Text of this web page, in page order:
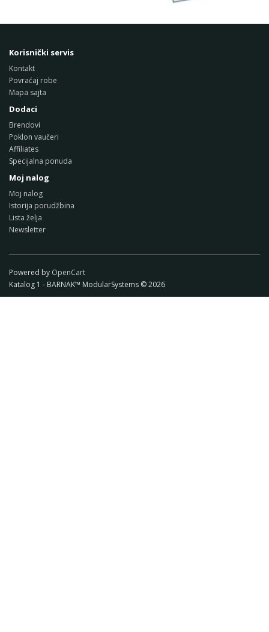
Korisnički servis
Kontakt
Povraćaj robe
Mapa sajta
Dodaci
Brendovi
Poklon vaučeri
Affiliates
Specijalna ponuda
Moj nalog
Moj nalog
Istorija porudžbina
Lista želja
Newsletter
Powered by OpenCart
Katalog 1 - BARNAK™ ModularSystems © 2026